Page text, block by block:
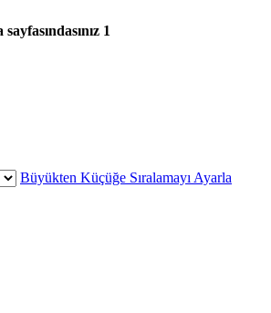
1
Büyükten Küçüğe Sıralamayı Ayarla